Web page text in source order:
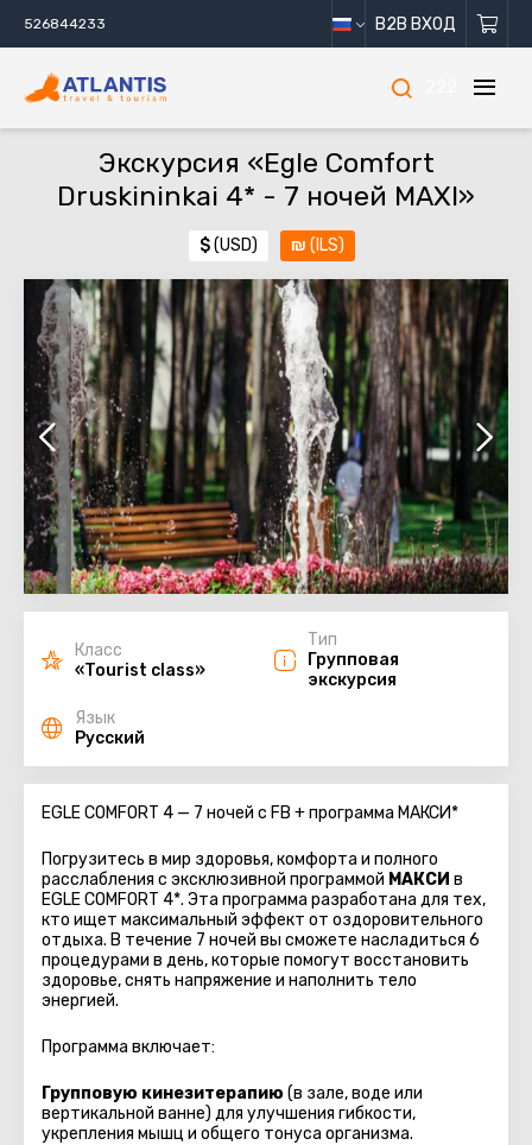
526844233 B2B ВХОД
Экскурсия «Egle Comfort
Druskininkai 4* - 7 ночей MAXI»
$(USD) ₪ (ILS)
Класс
«Tourist class»
Тип
Групповая
экскурсия
Язык
Русский
EGLE COMFORT 4 — 7 ночей с FB + программа МАКСИ*
Погрузитесь в мир здоровья, комфорта и полного
расслабления с эксклюзивной программой МАКСИ в
EGLE COMFORT 4*. Эта программа разработана для тех,
кто ищет максимальный эффект от оздоровительного
отдыха. В течение 7 ночей вы сможете насладиться 6
процедурами в день, которые помогут восстановить
здоровье, снять напряжение и наполнить тело
энергией.
Программа включает:
Групповую кинезитерапию (в зале, воде или
вертикальной ванне) для улучшения гибкости,
укрепления мышц и общего тонуса организма.